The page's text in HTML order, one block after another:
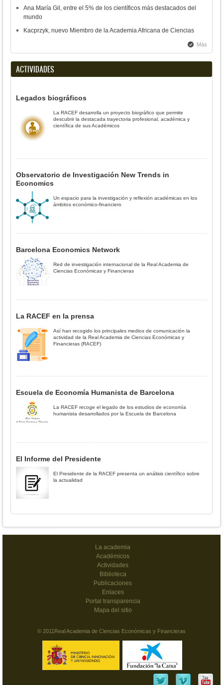
Ana María Gil, entre el 5% de los científicos más destacados del
mundo
Kacprzyk, nuevo Miembro de la Academia Africana de Ciencias
Más
ACTIVIDADES
Legados biográficos
La RACEF desarrolla un proyecto biográfico que permite
descubrir la destacada trayectoria profesional, académica y
científica de sus Académicos
Observatorio de Investigación New Trends in
Economics
Un espacio para la investigación y reflexión académicas en los
ámbitos económico-financiero
Barcelona Economics Network
Red de investigación internacional de la Real Academia de
Ciencias Económicas y Financieras
La RACEF en la prensa
Así han recogido los principales medios de comunicación la
actividad de la Real Academia de Ciencias Económicas y
Financieras (RACEF)
Escuela de Economía Humanista de Barcelona
La RACEF recoge el legado de los estudios de economía
humanista desarrollados por la Escuela de Barcelona
El Informe del Presidente
El Presidente de la RACEF presenta un análisis científico sobre
la actualidad
La academia
Académicos
Actividades
Biblioteca
Publicaciones
Enlaces
Portal transparencia
Mapa del sitio
© 2011Real Academia de Ciencias Económicas y Financieras